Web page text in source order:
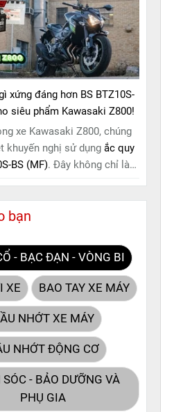
mã" retro này. Với công
Free)tiên tiến,
này hoàn toàn không cần
xứng đáng hơn BS BTZ10S-
siêu phẩm Kawasaki Z800!
xe Kawasaki Z800, chúng
khuyến nghị sử dụngắc quy
BS (MF). Đây không chỉ là
hảo được thiết kế dành
mã" này. Với
Free)
hoàn toàn không cần bảo
dưỡng.
bạn
- BẠC ĐẠN - VÒNG BI
XE BAO TAY XE MÁY
NHỚT XE MÁY
NHỚT ĐỘNG CƠ
- BẢO DƯỠNG VÀ
PHỤ GIA